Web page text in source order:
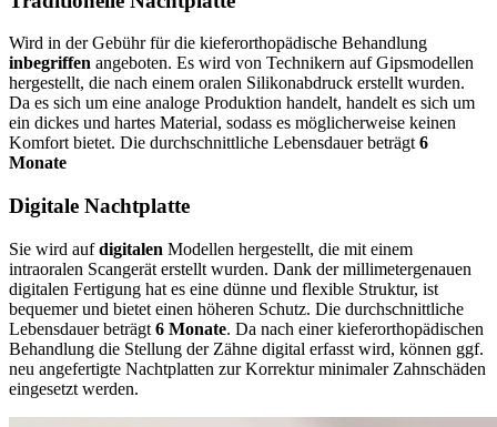
Wird in der Gebühr für die kieferorthopädische Behandlung
inbegriffen angeboten. Es wird von Technikern auf Gipsmodellen
hergestellt, die nach einem oralen Silikonabdruck erstellt wurden.
Da es sich um eine analoge Produktion handelt, handelt es sich um
ein dickes und hartes Material, sodass es möglicherweise keinen
Komfort bietet. Die durchschnittliche Lebensdauer beträgt 6
Monate
Digitale Nachtplatte
Sie wird aufdigitalen Modellen hergestellt, die mit einem
intraoralen Scangerät erstellt wurden. Dank der millimetergenauen
digitalen Fertigung hat es eine dünne und flexible Struktur, ist
bequemer und bietet einen höheren Schutz. Die durchschnittliche
Lebensdauer beträgt 6 Monate. Da nach einer kieferorthopädischen
Behandlung die Stellung der Zähne digital erfasst wird, können ggf.
neu angefertigte Nachtplatten zur Korrektur minimaler Zahnschäden
eingesetzt werden.